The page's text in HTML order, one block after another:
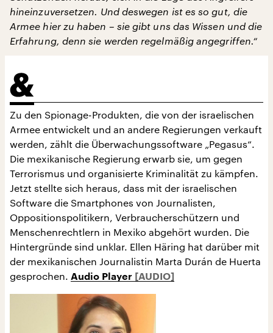
hineinzuversetzen. Und deswegen ist es so gut, die
Armee hier zu haben – sie gibt uns das Wissen und die
Erfahrung, denn sie werden regelmäßig angegriffen.“
Zu den Spionage-Produkten, die von der israelischen
Armee entwickelt und an andere Regierungen verkauft
werden, zählt die Überwachungssoftware „Pegasus“.
Die mexikanische Regierung erwarb sie, um gegen
Terrorismus und organisierte Kriminalität zu kämpfen.
Jetzt stellte sich heraus, dass mit der israelischen
Software die Smartphones von Journalisten,
Oppositionspolitikern, Verbraucherschützern und
Menschenrechtlern in Mexiko abgehört wurden. Die
Hintergründe sind unklar. Ellen Häring hat darüber mit
der mexikanischen Journalistin Marta Durán de Huerta
gesprochen. Audio Player